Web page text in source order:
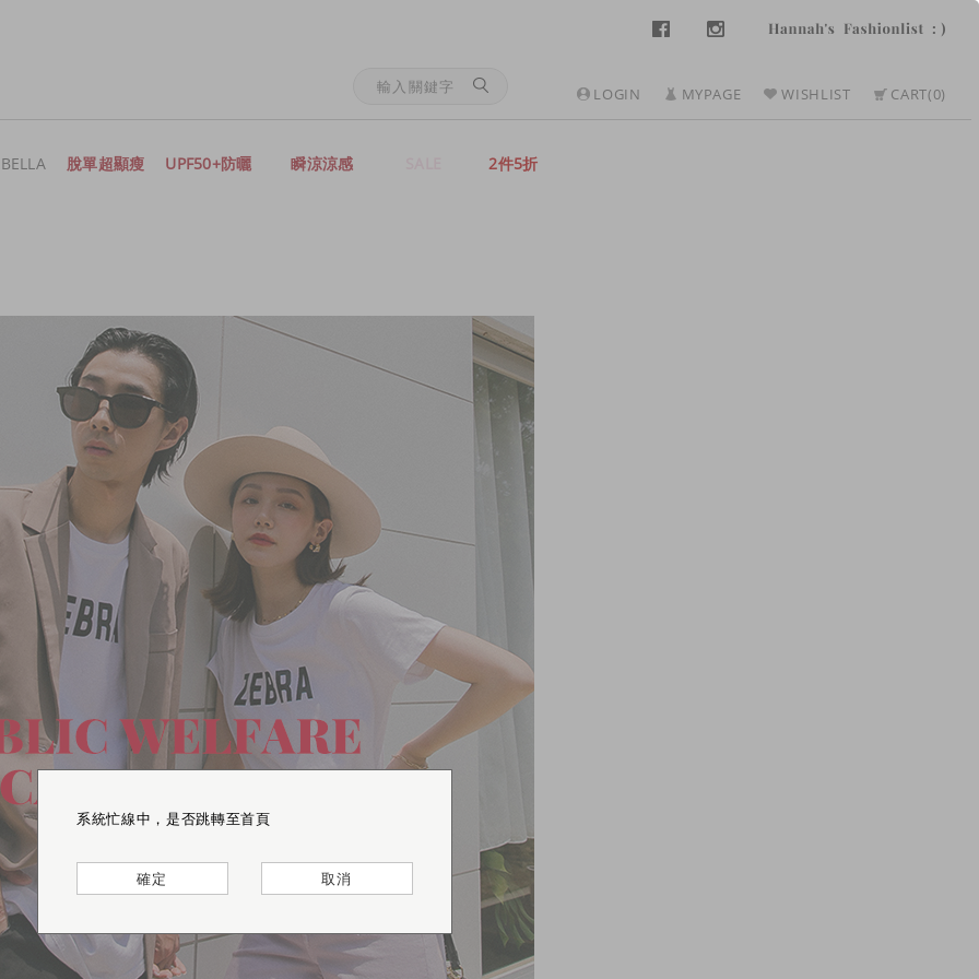
脫單超顯瘦 UPF50+防曬 瞬涼涼感 2件5折
LOGIN MYPAGE WISHLIST CART 0
系統忙線中，是否跳轉至首頁
確定 取消
系統忙線中，是否跳轉至首頁
確定 取消
系統忙線中，是否跳轉至首頁
確定 取消